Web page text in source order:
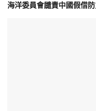
海洋委員會譴責中國假借